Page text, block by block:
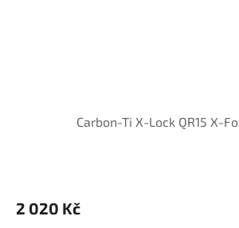
Carbon-Ti X-Lock QR15 X-
2 020 Kč